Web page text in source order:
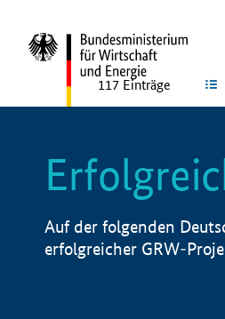
117 Einträge
Auf der folgenden
erfolgreicher GRW-